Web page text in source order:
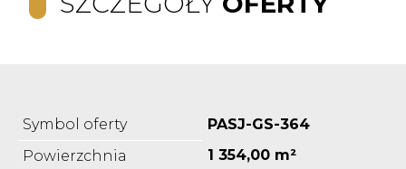
Symbol oferty
PASJ-GS-364
Powierzchnia
1 354,00 m²